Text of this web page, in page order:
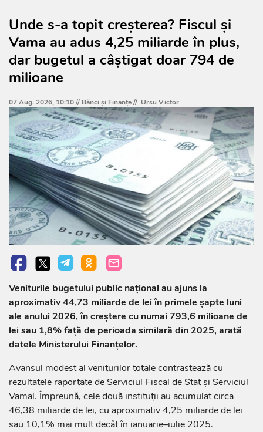
Unde s-a topit creșterea? Fiscul și
Vama au adus 4,25 miliarde în plus,
dar bugetul a câștigat doar 794 de
milioane
07 Aug. 2026, 10:10 // Bănci şi Finanţe// Ursu Victor
Veniturile bugetului public național au ajuns la
aproximativ 44,73 miliarde de lei în primele șapte luni
ale anului 2026, în creștere cu numai 793,6 milioane de
lei sau 1,8% față de perioada similară din 2025, arată
datele Ministerului Finanțelor.
Avansul modest al veniturilor totale contrastează cu
rezultatele raportate de Serviciul Fiscal de Stat și Serviciul
Vamal. Împreună, cele două instituții au acumulat circa
46,38 miliarde de lei, cu aproximativ 4,25 miliarde de lei
sau 10,1% mai mult decât în ianuarie–iulie 2025.